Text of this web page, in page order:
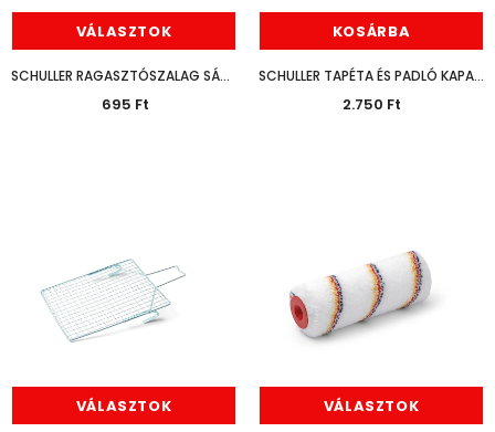
VÁLASZTOK
SCHULLER RAGASZTÓSZALAG SÁRGA ÉPÍTMÉNY
695 Ft
KOSÁRBA
SCHULLER TAPÉTA ÉS PADLÓ KAPARÓ
2.750 Ft
VÁLASZTOK VÁLASZTOK